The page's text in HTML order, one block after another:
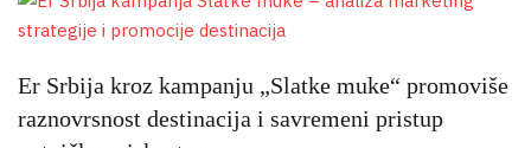
Er Srbija kroz kampanju „Slatke muke“ promoviše
raznovrsnost destinacija i savremeni pristup